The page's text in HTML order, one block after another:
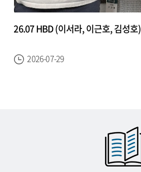
26.07 HBD (이서라, 이근호, 김성호)
2026-07-29